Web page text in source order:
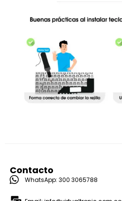
Contacto
WhatsApp: 300 3065788